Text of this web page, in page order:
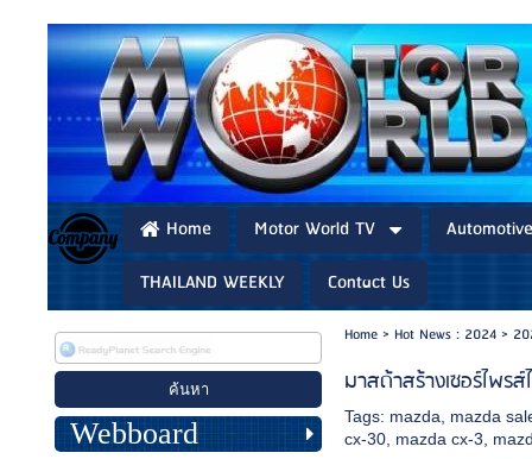
Home Motor World TV
THAILAND WEEKLY
Contact Us
Webboard
Home> Hot News : 2024>
มาสด้าสร้างเซอร์ไพ
Tags: mazda
mazda
cx-30 mazda cx-3